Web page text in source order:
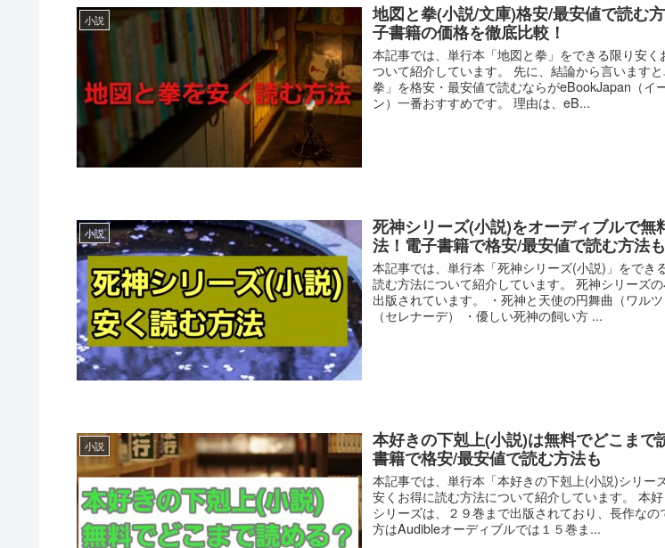
小説
地図と拳(小説/文庫)格安/最安値で読む
子書籍の価格を徹底比較！
本記事では、単行本「地図と拳」をできる限り安く
ついて紹介しています。 先に、結論から言います
拳」を格安・最安値で読むならがeBookJapan（イ
ン）一番おすすめです。 理由は、eB...
小説
死神シリーズ(小説)をオーディブルで無
法！電子書籍で格安/最安値で読む方法も
本記事では、単行本「死神シリーズ(小説)」をでき
読む方法について紹介しています。 死神シリーズ
出版されています。 ・死神と天使の円舞曲（ワル
（セレナーデ） ・優しい死神の飼い方 ...
小説
本好きの下剋上(小説)は無料でどこまで
書籍で格安/最安値で読む方法も
本記事では、単行本「本好きの下剋上(小説)シリー
安くお得に読む方法について紹介しています。 本
シリーズは、２９巻まで出版されており、長作なの
方はAudibleオーディブルでは１５巻ま...